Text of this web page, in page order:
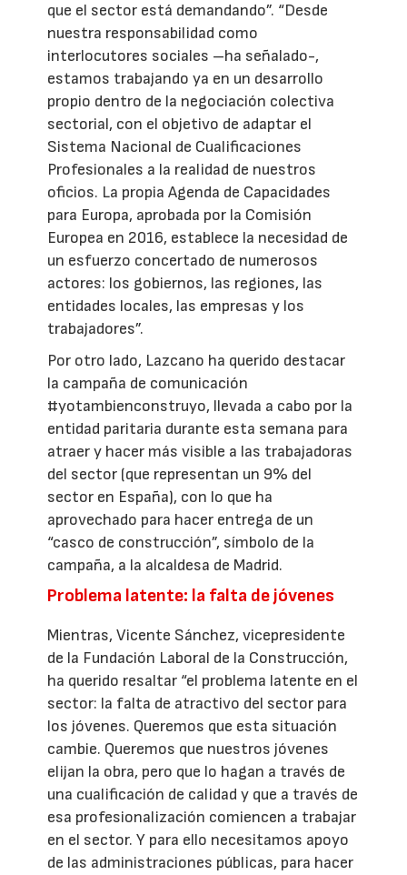
que el sector está demandando”. “Desde
nuestra responsabilidad como
interlocutores sociales –ha señalado-,
estamos trabajando ya en un desarrollo
propio dentro de la negociación colectiva
sectorial, con el objetivo de adaptar el
Sistema Nacional de Cualificaciones
Profesionales a la realidad de nuestros
oficios. La propia Agenda de Capacidades
para Europa, aprobada por la Comisión
Europea en 2016, establece la necesidad de
un esfuerzo concertado de numerosos
actores: los gobiernos, las regiones, las
entidades locales, las empresas y los
trabajadores”.
Por otro lado, Lazcano ha querido destacar
la campaña de comunicación
#yotambienconstruyo, llevada a cabo por la
entidad paritaria durante esta semana para
atraer y hacer más visible a las trabajadoras
del sector (que representan un 9% del
sector en España), con lo que ha
aprovechado para hacer entrega de un
“casco de construcción”, símbolo de la
campaña, a la alcaldesa de Madrid.
Problema latente: la falta de jóvenes
Mientras, Vicente Sánchez, vicepresidente
de la Fundación Laboral de la Construcción,
ha querido resaltar “el problema latente en el
sector: la falta de atractivo del sector para
los jóvenes. Queremos que esta situación
cambie. Queremos que nuestros jóvenes
elijan la obra, pero que lo hagan a través de
una cualificación de calidad y que a través de
esa profesionalización comiencen a trabajar
en el sector. Y para ello necesitamos apoyo
de las administraciones públicas, para hacer